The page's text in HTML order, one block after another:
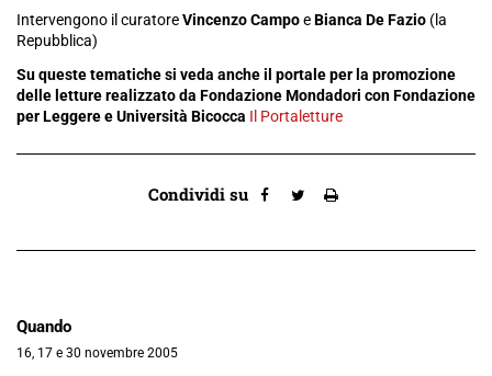
Quando
16, 17 e 30 novembre 2005
Condividi su
Intervengono il curatoreVincenzo CampoeBianca De Fazio (la
Repubblica)
Su queste tematiche si veda anche il portale per la promozione
delle letture realizzato da Fondazione Mondadori con Fondazione
per Leggere e Università Bicocca Il Portaletture